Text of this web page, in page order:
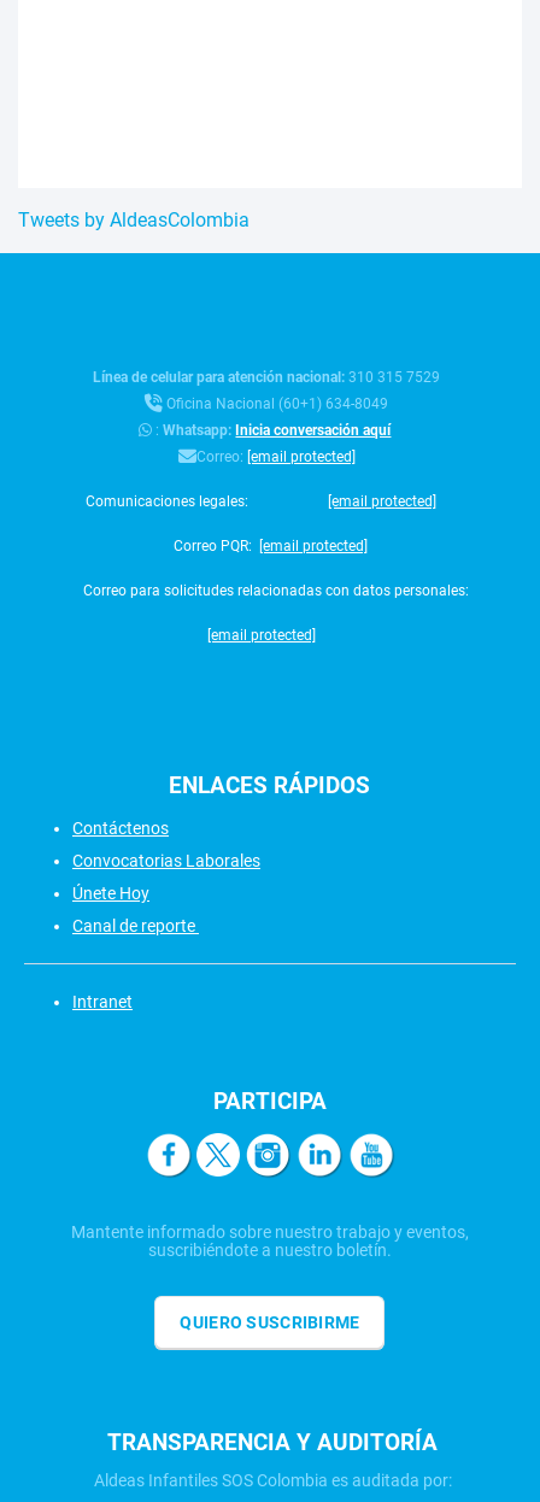
Tweets by AldeasColombia
Línea de celular para atención nacional:310 315 7529
Oficina Nacional (60+1) 634-8049
:Whatsapp: Inicia conversación aquí
Correo: [email protected]
Comunicaciones legales: [email protected]
Correo PQR: [email protected]
Correo para solicitudes relacionadas con datos personales:
[email protected]
ENLACES RÁPIDOS
Contáctenos
Convocatorias Laborales
Únete Hoy
Canal de reporte
Intranet
PARTICIPA
Mantente informado sobre nuestro trabajo y eventos,
suscribiéndote a nuestro boletín.
QUIERO SUSCRIBIRME
TRANSPARENCIA Y AUDITORÍA
Aldeas Infantiles SOS Colombia es auditada por: